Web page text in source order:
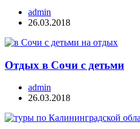
admin
26.03.2018
Отдых в Сочи с детьми
admin
26.03.2018